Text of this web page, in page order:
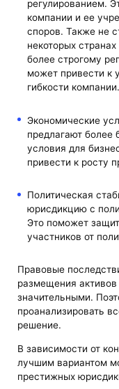
регулированием.
компании и ее
споров. Также не
некоторых
более строгому
может привести к
гибкости компании.
Экономические
предлагают более
условия для
привести к росту
Политическая
юрисдикцию с
Это поможет
участников от
Правовые
размещения
значительными.
проанализировать
решение.
В зависимости от
лучшим вариантом
престижных